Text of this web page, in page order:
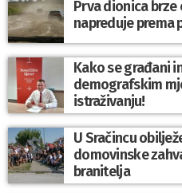
Prva dionica brze
napreduje prema
Kako se građani
demografskim
istraživanju!
U Sračincu
domovinske
branitelja